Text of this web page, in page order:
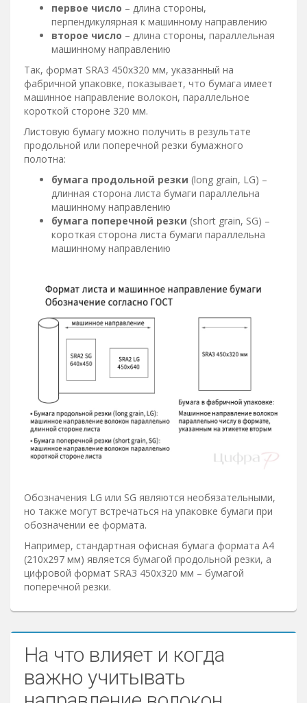
первое число – длина стороны,
перпендикулярная к машинному направлению
второе число – длина стороны, параллельная
машинному направлению
Так, формат SRA3 450х320 мм, указанный на
фабричной упаковке, показывает, что бумага имеет
машинное направление волокон, параллельное
короткой стороне 320 мм.
Листовую бумагу можно получить в результате
продольной или поперечной резки бумажного
полотна:
бумага продольной резки (long grain, LG) –
длинная сторона листа бумаги параллельна
машинному направлению
бумага поперечной резки (short grain, SG) –
короткая сторона листа бумаги параллельна
машинному направлению
Обозначения LG или SG являются необязательными,
но также могут встречаться на упаковке бумаги при
обозначении ее формата.
Например, стандартная офисная бумага формата А4
(210х297 мм) является бумагой продольной резки, а
цифровой формат SRA3 450х320 мм – бумагой
поперечной резки.
На что влияет и когда
важно учитывать